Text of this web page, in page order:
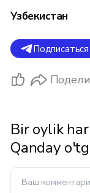
Узбекистан
Bir oylik
Qanday